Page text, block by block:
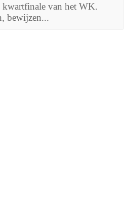
kwartfinale van het WK.
bewijzen...